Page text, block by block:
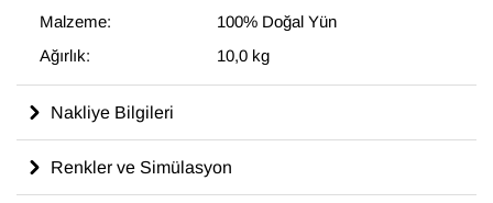
Malzeme:
100% Doğal Yün
Ağırlık:
10,0 kg
Nakliye Bilgileri
Renkler ve Simülasyon